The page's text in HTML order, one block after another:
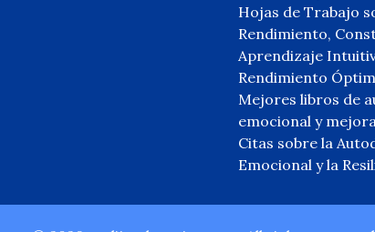
Hojas de Trabajo
Rendimiento,
Aprendizaje
Rendimiento
Mejores libros de
emocional y
Citas sobre la
Emocional y la